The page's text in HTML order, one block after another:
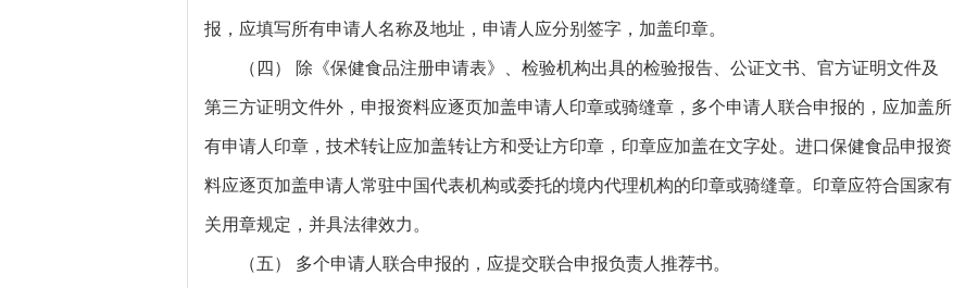
报，应填写所有申请人名称及地址，申请人应分别签字，加盖印章。
（四） 除《保健食品注册申请表》、检验机构出具的检验报告、公证文书、官方证明文件及
第三方证明文件外，申报资料应逐页加盖申请人印章或骑缝章，多个申请人联合申报的，应加盖所
有申请人印章，技术转让应加盖转让方和受让方印章，印章应加盖在文字处。进口保健食品申报资
料应逐页加盖申请人常驻中国代表机构或委托的境内代理机构的印章或骑缝章。印章应符合国家有
关用章规定，并具法律效力。
（五） 多个申请人联合申报的，应提交联合申报负责人推荐书。